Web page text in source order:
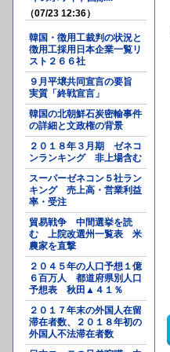
（07/23 12:36）
韓国・徴用工裁判の状況と
徴用工採用日本企業一覧リ
スト２６６社
９月平壌共同宣言の要旨
実質「終戦宣言」
韓国の北朝鮮石炭密輸事件
の詳細と文政権の背景
２０１８年３月期 ゼネコ
ンランキング 非上場含む
スーパーゼネコン５社ラン
キング 売上高・営業利益
率・受注
貿易戦争 中間選挙を読
む 上院改選州一覧表 米
農家を直撃
２０４５年の人口予想１億
６百万人 都道府県別人口
予想表 秋田▲４１％
２０１７年末の外国人在留
滞在者数、２０１８年初の
外国人不法滞在者数